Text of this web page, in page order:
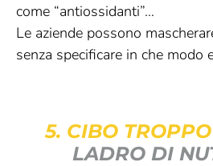
come “antiossidanti”…
Le aziende possono
senza specificare in che modo
5. CIBO
LADRO DI